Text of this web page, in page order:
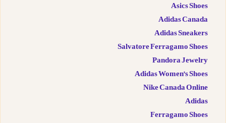
Asics Shoes
Adidas Canada
Adidas Sneakers
Salvatore Ferragamo Shoes
Pandora Jewelry
Adidas Women's Shoes
Nike Canada Online
Adidas
Ferragamo Shoes